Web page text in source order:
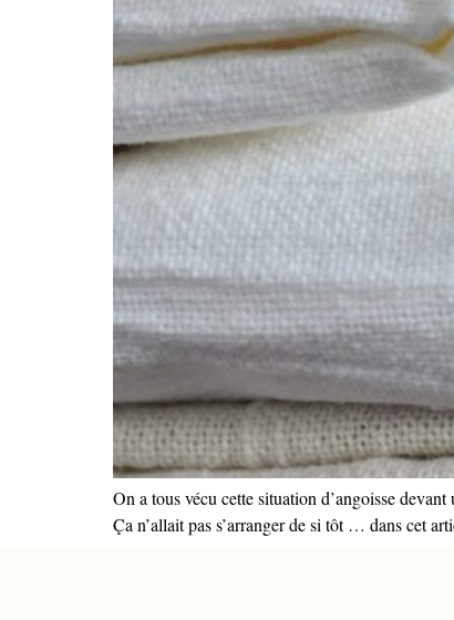
On a tous vécu cette situation d’angoisse
Ça n’allait pas s’arranger de si tôt … dans cet